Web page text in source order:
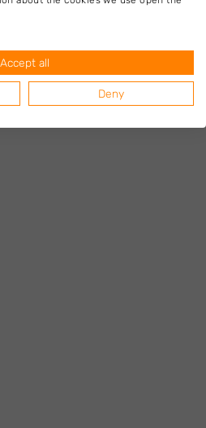
Accept all
Deny